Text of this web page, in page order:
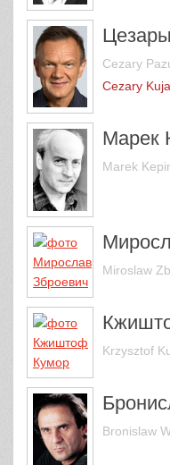
Cezary
Cezary
Марек
Marek
Miroslaw
Krzysztof
Bronislaw